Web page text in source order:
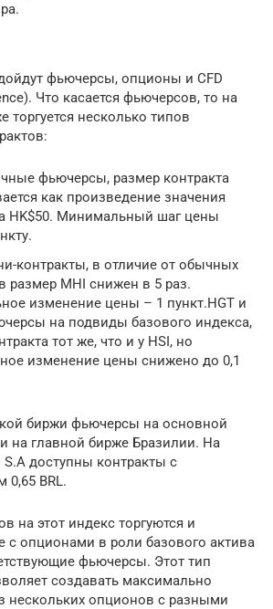
фьючерсы, опционы и CFD
Что касается фьючерсов, то на
торгуется несколько типов
фьючерсы, размер контракта
как произведение значения
HK$50. Минимальный шаг цены
контракты, в отличие от обычных
размер MHI снижен в 5 раз.
изменение цены – 1 пункт.HGT и
на подвиды базового индекса,
тот же, что и у HSI, но
изменение цены снижено до 0,1
биржи фьючерсы на основной
на главной бирже Бразилии. На
S.A доступны контракты с
0,65 BRL.
на этот индекс торгуются и
с опционами в роли базового актива
фьючерсы. Этот тип
создавать максимально
нескольких опционов с разными